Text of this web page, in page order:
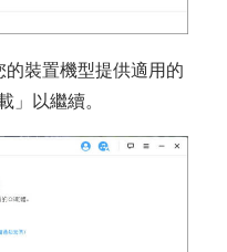
裝置機型提供適用的
」以繼續。